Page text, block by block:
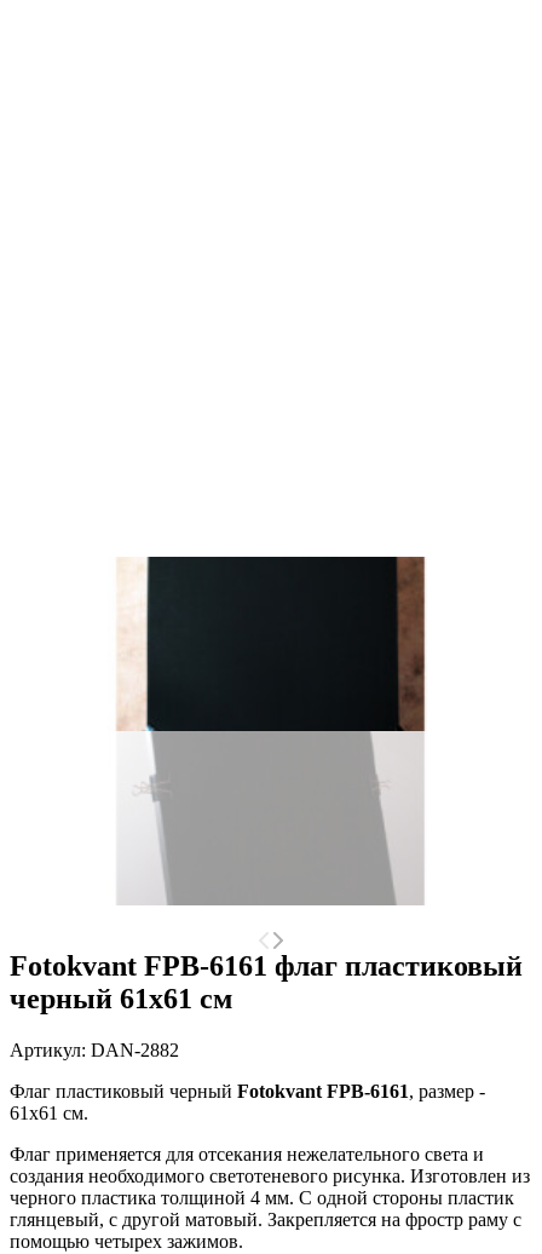
Fotokvant FPB-6161 флаг пластиковый
черный 61х61 см
Артикул: DAN-2882
Флаг пластиковый черный Fotokvant FPB-6161, размер -
61х61 см.
Флаг применяется для отсекания нежелательного света и
создания необходимого светотеневого рисунка. Изготовлен из
черного пластика толщиной 4 мм. С одной стороны пластик
глянцевый, с другой матовый. Закрепляется на фростр раму с
помощью четырех зажимов.